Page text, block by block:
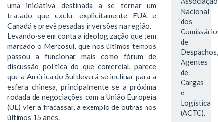
uma iniciativa destinada a se tornar um
tratado que exclui explicitamente EUA e
Canadá e prevê pesadas inversões na região.
Levando-se em conta a ideologização que tem
marcado o Mercosul, que nos últimos tempos
passou a funcionar mais como fórum de
discussão política do que comercial, parece
que a América do Sul deverá se inclinar para a
esfera chinesa, principalmente se a próxima
rodada de negociações com a União Europeia
(UE) vier a fracassar, a exemplo de outras nos
últimos 15 anos.
Nacional
dos
de
Despachos,
Agentes
de
Cargas
e
Logística
(ACTC).